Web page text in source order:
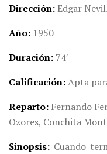
Dirección Edgar
Año 1950
Duración 74′
Calificación Apta
Reparto Fernando
Ozores, Conchita
Sinopsis Cuando